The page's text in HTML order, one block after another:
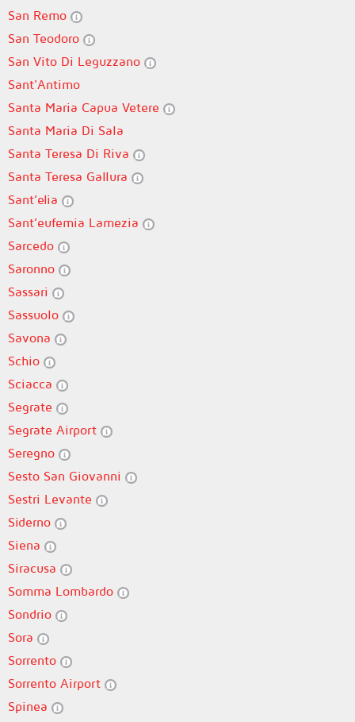
San Remo
San Teodoro
San Vito Di Leguzzano
Sant'Antimo
Santa Maria Capua Vetere
Santa Maria Di Sala
Santa Teresa Di Riva
Santa Teresa Gallura
Sant’elia
Sant’eufemia Lamezia
Sarcedo
Saronno
Sassari
Sassuolo
Savona
Schio
Sciacca
Segrate
Segrate Airport
Seregno
Sesto San Giovanni
Sestri Levante
Siderno
Siena
Siracusa
Somma Lombardo
Sondrio
Sora
Sorrento
Sorrento Airport
Spinea